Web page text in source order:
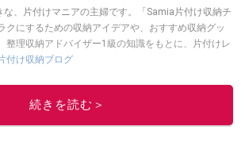
、片付けマニアの主婦です。「Samia片付け収納チ
クにするための収納アイデアや、おすすめ収納グッ
整理収納アドバイザー1級の知識をもとに、片付けレ
付け収納ブログ
このイチオシストの他の記事を読む
続きを読む＞